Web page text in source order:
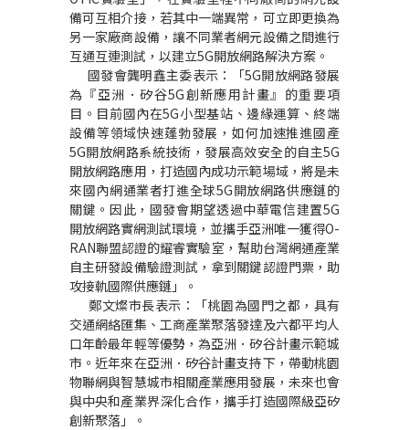
備可互相介接，若其中一端異常，可立即更換為
另一家廠商設備，讓不同業者網元設備之間進行
互通互連測試，以建立5G開放網路解決方案。
國發會龔明鑫主委表示：「5G開放網路發展
為『亞洲．矽谷5G創新應用計畫』的重要項
目。目前國內在5G小型基站、邊緣運算、終端
設備等領域快速蓬勃發展，如何加速推進國產
5G開放網路系統技術，發展高效安全的自主5G
開放網路應用，打造國內成功示範場域，將是未
來國內網通業者打進全球5G開放網路供應鏈的
關鍵。因此，國發會期望透過中華電信建置5G
開放網路實網測試環境，並攜手亞洲唯一獲得O-
RAN聯盟認證的耀睿實驗室，幫助台灣網通產業
自主研發設備驗證測試，拿到關鍵認證門票，助
攻接軌國際供應鏈」。
鄭文燦市長表示：「桃園為國門之都，具有
交通網絡匯集、工商產業聚落發達及六都平均人
口年齡最年輕等優勢，為亞洲．矽谷計畫示範城
市。近年來在亞洲．矽谷計畫支持下，帶動桃園
物聯網與智慧城市相關產業應用發展，未來也會
與中央和產業界深化合作，攜手打造國際級亞矽
創新聚落」。